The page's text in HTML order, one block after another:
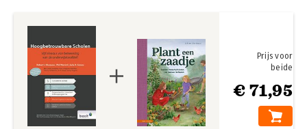
€ 71,95
Prijs voor
beide